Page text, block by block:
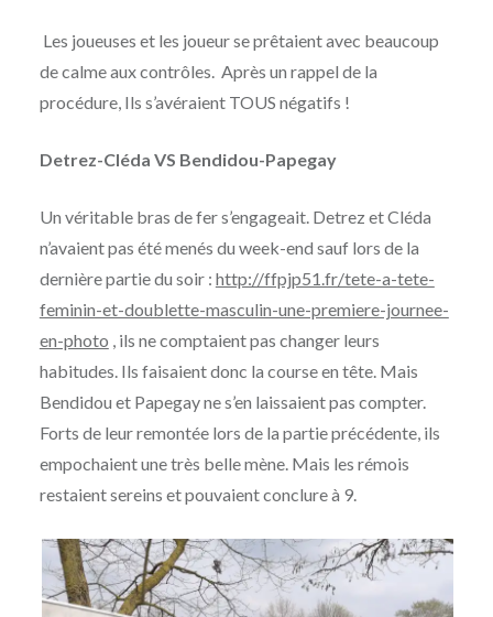
Les joueuses et les joueur se prêtaient avec beaucoup
de calme aux contrôles. Après un rappel de la
procédure, Ils s’avéraient TOUS négatifs !
Detrez-Cléda VS Bendidou-Papegay
Un véritable bras de fer s’engageait. Detrez et Cléda
n’avaient pas été menés du week-end sauf lors de la
dernière partie du soir : http://ffpjp51.fr/tete-a-tete-
feminin-et-doublette-masculin-une-premiere-journee-
en-photo , ils ne comptaient pas changer leurs
habitudes. Ils faisaient donc la course en tête. Mais
Bendidou et Papegay ne s’en laissaient pas compter.
Forts de leur remontée lors de la partie précédente, ils
empochaient une très belle mène. Mais les rémois
restaient sereins et pouvaient conclure à 9.